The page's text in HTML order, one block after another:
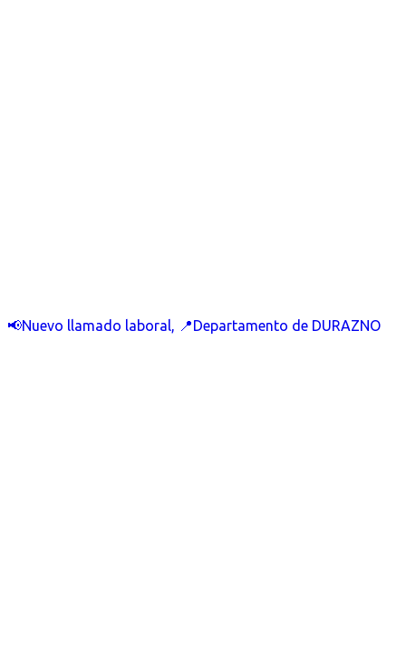
📢Nuevo llamado laboral, 📍Departamento de DURAZNO